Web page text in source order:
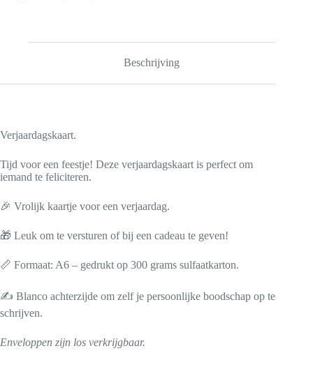
Beschrijving
Verjaardagskaart.
Tijd voor een feestje! Deze verjaardagskaart is perfect om
iemand te feliciteren.
🎉 Vrolijk kaartje voor een verjaardag.
🎁 Leuk om te versturen of bij een cadeau te geven!
📏 Formaat: A6 – gedrukt op 300 grams sulfaatkarton.
✍️ Blanco achterzijde om zelf je persoonlijke boodschap op te
schrijven.
Enveloppen zijn los verkrijgbaar.